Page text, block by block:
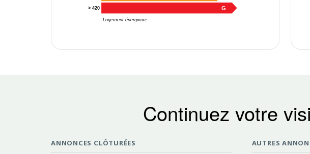
Logement énergivore
> 420 G
Continuez votre
ANNONCES CLÔTURÉES AUTRES